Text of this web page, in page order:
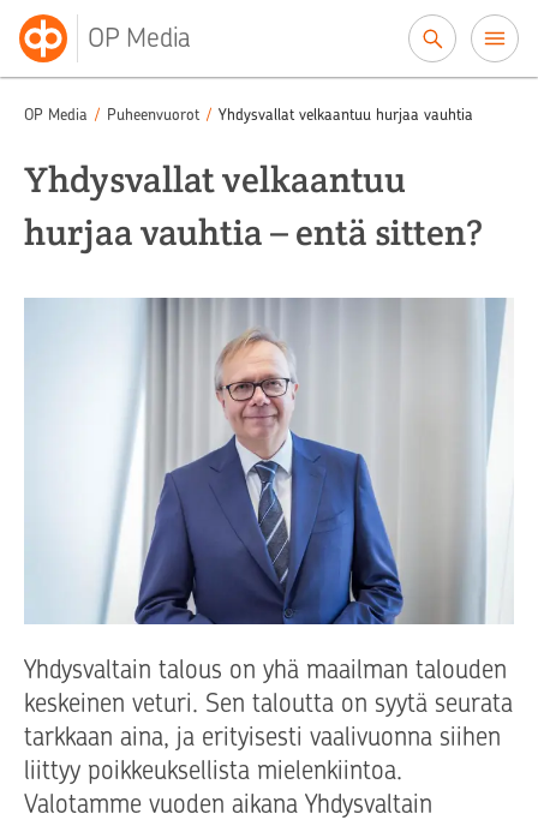
OP Media
OP Media / Puheenvuorot / Yhdysvallat velkaantuu hurjaa vauhtia
Yhdysvallat velkaantuu
hurjaa vauhtia – entä sitten?
Yhdysvaltain talous on yhä maailman talouden
keskeinen veturi. Sen taloutta on syytä seurata
tarkkaan aina, ja erityisesti vaalivuonna siihen
liittyy poikkeuksellista mielenkiintoa.
Valotamme vuoden aikana Yhdysvaltain